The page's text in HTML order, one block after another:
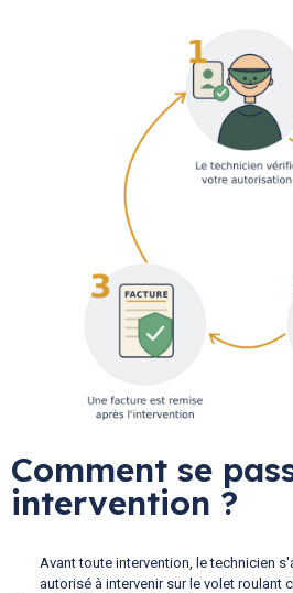
Comment se
intervention ?
Avant toute intervention, le technicien
autorisé à intervenir sur le volet roulant